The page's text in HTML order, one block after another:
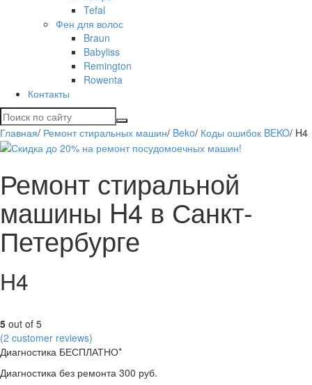
Tefal
Фен для волос
Braun
Babyliss
Remington
Rowenta
Контакты
Главная/ Ремонт стиральных машин/ Beko/ Коды ошибок BEKO/ H4
Ремонт стиральной
машины H4 в Санкт-
Петербурге
H4
5 out of 5
(2 customer reviews)
Диагностика БЕСПЛАТНО*
Диагностика без ремонта 300 руб.